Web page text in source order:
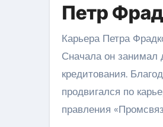
Петр
Карьера Петра
Сначала он занимал
кредитования.
продвигался по
правления